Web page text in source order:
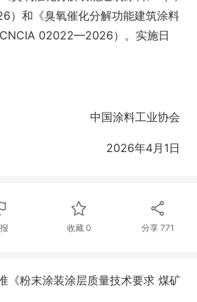
和《臭氧催化分解功能建筑涂料
02022—2026）。实施日
中国涂料工业协会
2026年4月1日
收藏 0 分享 771
《粉末涂装涂层质量技术要求 煤矿